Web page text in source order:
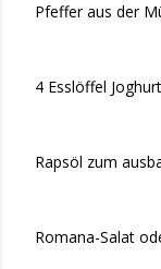
Pfeffer aus der
4 Esslöffel Joghurt
Rapsöl zum
Romana-Salat